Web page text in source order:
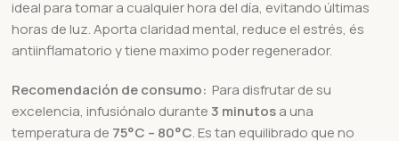
ideal para tomar a cualquier hora del día, evitando últimas
horas de luz. Aporta claridad mental, reduce el estrés, és
antiinflamatorio y tiene maximo poder regenerador.
Recomendación de consumo: Para disfrutar de su
excelencia, infusiónalo durante3 minutosa una
temperatura de 75°C – 80°C. Es tan equilibrado que no